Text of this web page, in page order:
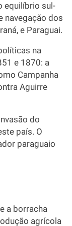
equilíbrio sul-
navegação dos
e Paraguai.
na
e 1870: a
Campanha
Aguirre
do
país. O
paraguaio
a borracha
agrícola